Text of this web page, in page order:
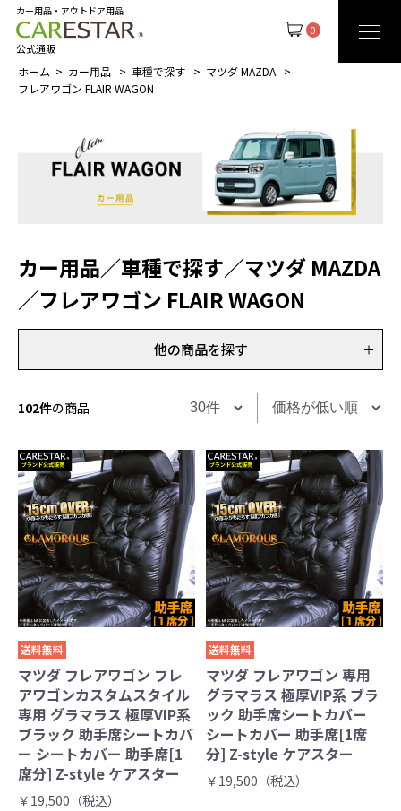
0
カー用品・アウトドア用品
公式通販
ホーム カー用品 車種で探す
マツダ MAZDA
フレアワゴン FLAIR WAGON
カー用品／車種で探す／マツダ MAZDA
／フレアワゴン FLAIR WAGON
他の商品を探す
102件の商品
送料無料
マツダ フレアワゴン フレ
アワゴンカスタムスタイル
専用 グラマラス 極厚VIP系
ブラック 助手席シートカバ
ー シートカバー 助手席[1
席分] Z-style ケアスター
￥19,500（税込）
送料無料
マツダ フレアワゴン 専用
グラマラス 極厚VIP系 ブラ
ック 助手席シートカバー
シートカバー 助手席[1席
分] Z-style ケアスター
￥19,500（税込）